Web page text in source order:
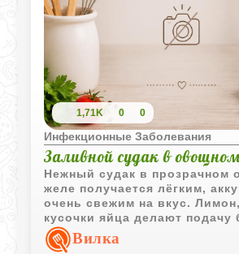
1,71K 0 0
Инфекционные Заболевания
Заливной судак в
Нежный судак в прозрачном
желе получается лёгким,
очень свежим на вкус.
кусочки яйца делают подачу
выразительной, сохраняя
характер блюда.
Вилка